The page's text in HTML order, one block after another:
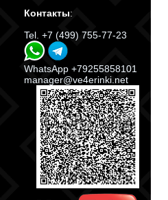
Контакты:
Tel. +7 (499) 755-77-23
WhatsApp +79255858101
manager@ve4erinki.net